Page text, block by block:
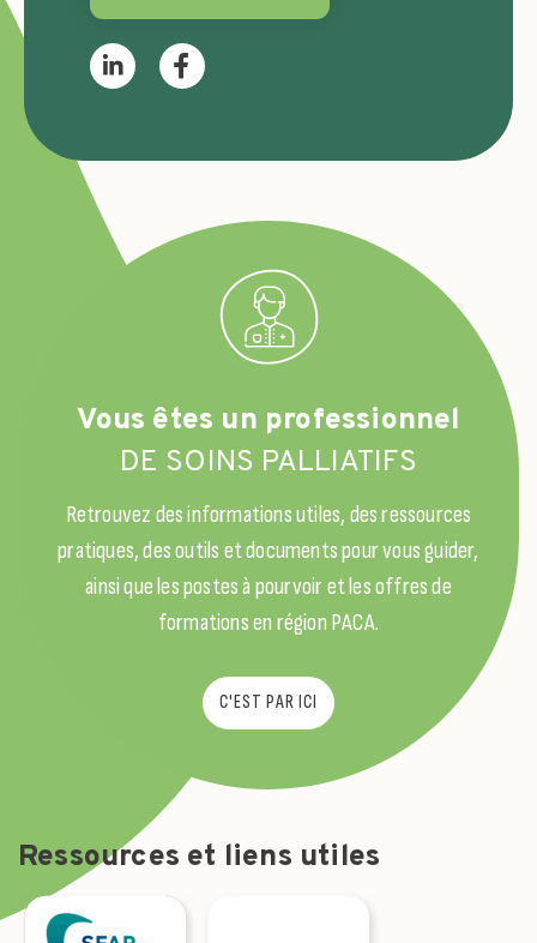
Vous êtes un professionnel
DE SOINS PALLIATIFS
Retrouvez des informations utiles, des ressources
pratiques, des outils et documents pour vous guider,
ainsi que les postes à pourvoir et les offres de
formations en région PACA.
C'EST PAR ICI
Ressources et liens utiles